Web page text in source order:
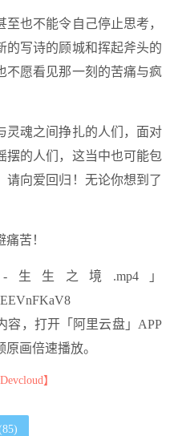
也不能令自己停止思考，
的写诗的顾城和挥起斧头的
不愿看见那一刻的苦痛与疯
灵魂之间挣扎的人们，面对
摆的人们，这当中也可能包
请向爱回归！无论你想到了
苦！
生之境.mp4」
容，打开「阿里云盘」APP
画倍速播放。
】
85)